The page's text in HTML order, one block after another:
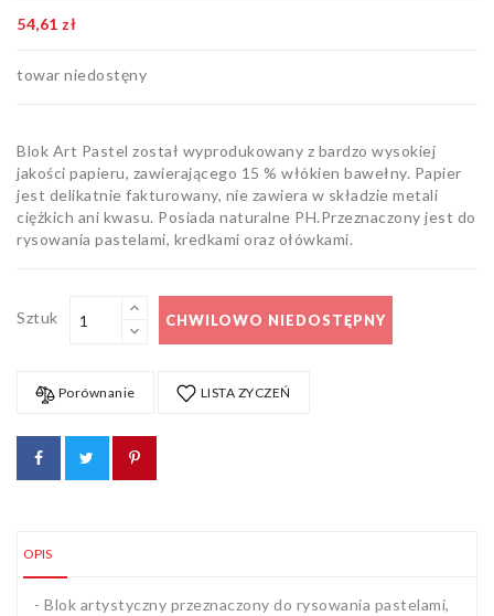
Pozostałe
54,61 zł
towar niedostęny
Blok Art Pastel został wyprodukowany z bardzo wysokiej
jakości papieru, zawierającego 15 % włókien bawełny. Papier
jest delikatnie fakturowany, nie zawiera w składzie metali
ciężkich ani kwasu. Posiada naturalne PH.Przeznaczony jest do
rysowania pastelami, kredkami oraz ołówkami.
Sztuk CHWILOWO NIEDOSTĘPNY
Porównanie LISTA ZYCZEŃ
OPIS
- Blok artystyczny przeznaczony do rysowania pastelami,